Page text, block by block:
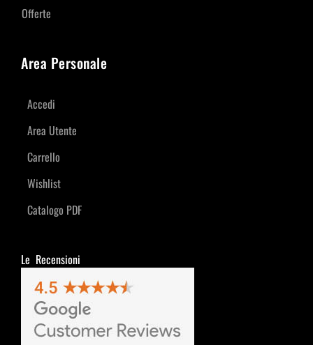
Offerte
Area Personale
Accedi
Area Utente
Carrello
Wishlist
Catalogo PDF
Le Recensioni